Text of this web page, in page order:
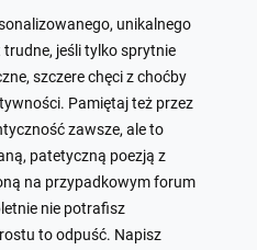
unikalnego
jeśli tylko sprytnie
szczere chęci z choćby
Pamiętaj też przez
zawsze, ale to
patetyczną poezją z
na przypadkowym forum
nie potrafisz
to odpuść. Napisz